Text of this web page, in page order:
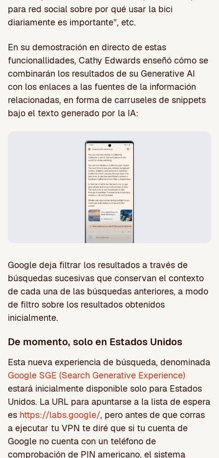
para red social sobre por qué usar la bici
diariamente es importante”, etc.
En su demostración en directo de estas
funcionallidades, Cathy Edwards enseñó cómo se
combinarán los resultados de su Generative AI
con los enlaces a las fuentes de la información
relacionadas, en forma de carruseles de snippets
bajo el texto generado por la IA:
Google deja filtrar los resultados a través de
búsquedas sucesivas que conservan el contexto
de cada una de las búsquedas anteriores, a modo
de filtro sobre los resultados obtenidos
inicialmente.
De momento, solo en Estados Unidos
Esta nueva experiencia de búsqueda, denominada
Google SGE (Search Generative Experience)
estará inicialmente disponible solo para Estados
Unidos. La URL para apuntarse a la lista de espera
es https://labs.google/, pero antes de que corras
a ejecutar tu VPN te diré que si tu cuenta de
Google no cuenta con un teléfono de
comprobación de PIN americano, el sistema